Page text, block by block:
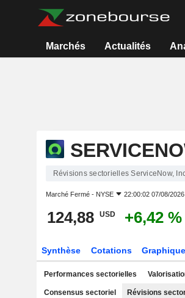
Marchés Actualités
Révisions sectorielles ServiceNow,
Marché Fermé - NYSE 22:00:02 07/08/2026
124,88 USD +6,42 %
Synthèse Cotations
Performances sectorielles
Consensus sectoriel Révisions